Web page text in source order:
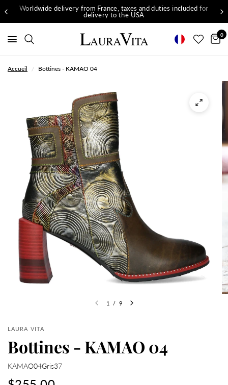
Worldwide delivery from France, taxes and duties included for
delivery to the USA
0
Accueil / Bottines - KAMAO 04
1 / 9
LAURA VITA
Bottines - KAMAO 04
KAMAO04Gris37